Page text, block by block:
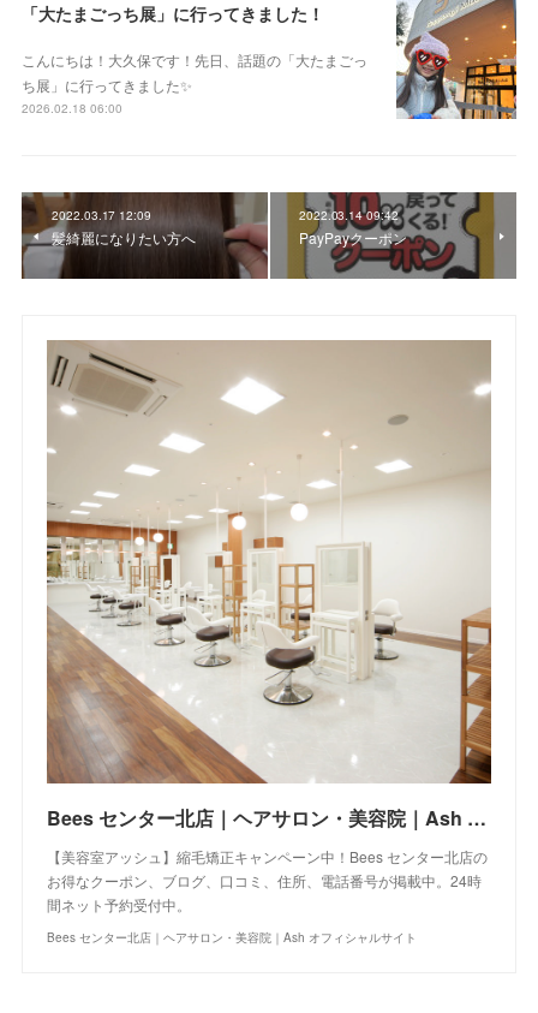
「大たまごっち展」に行ってきました！
こんにちは！大久保です！先日、話題の「大たまごっ
ち展」に行ってきました✨
2026.02.18 06:00
2022.03.17 12:09
髪綺麗になりたい方へ
2022.03.14 09:42
PayPayクーポン
Bees センター北店｜ヘアサロン・美容院｜Ash オフィシャルサイト
【美容室アッシュ】縮毛矯正キャンペーン中！Bees センター北店の
お得なクーポン、ブログ、口コミ、住所、電話番号が掲載中。24時
間ネット予約受付中。
Bees センター北店｜ヘアサロン・美容院｜Ash オフィシャルサイト